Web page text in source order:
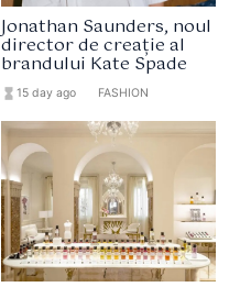
Jonathan Saunders, noul
director de creație al
brandului Kate Spade
hourglass_full 15 day ago FASHION